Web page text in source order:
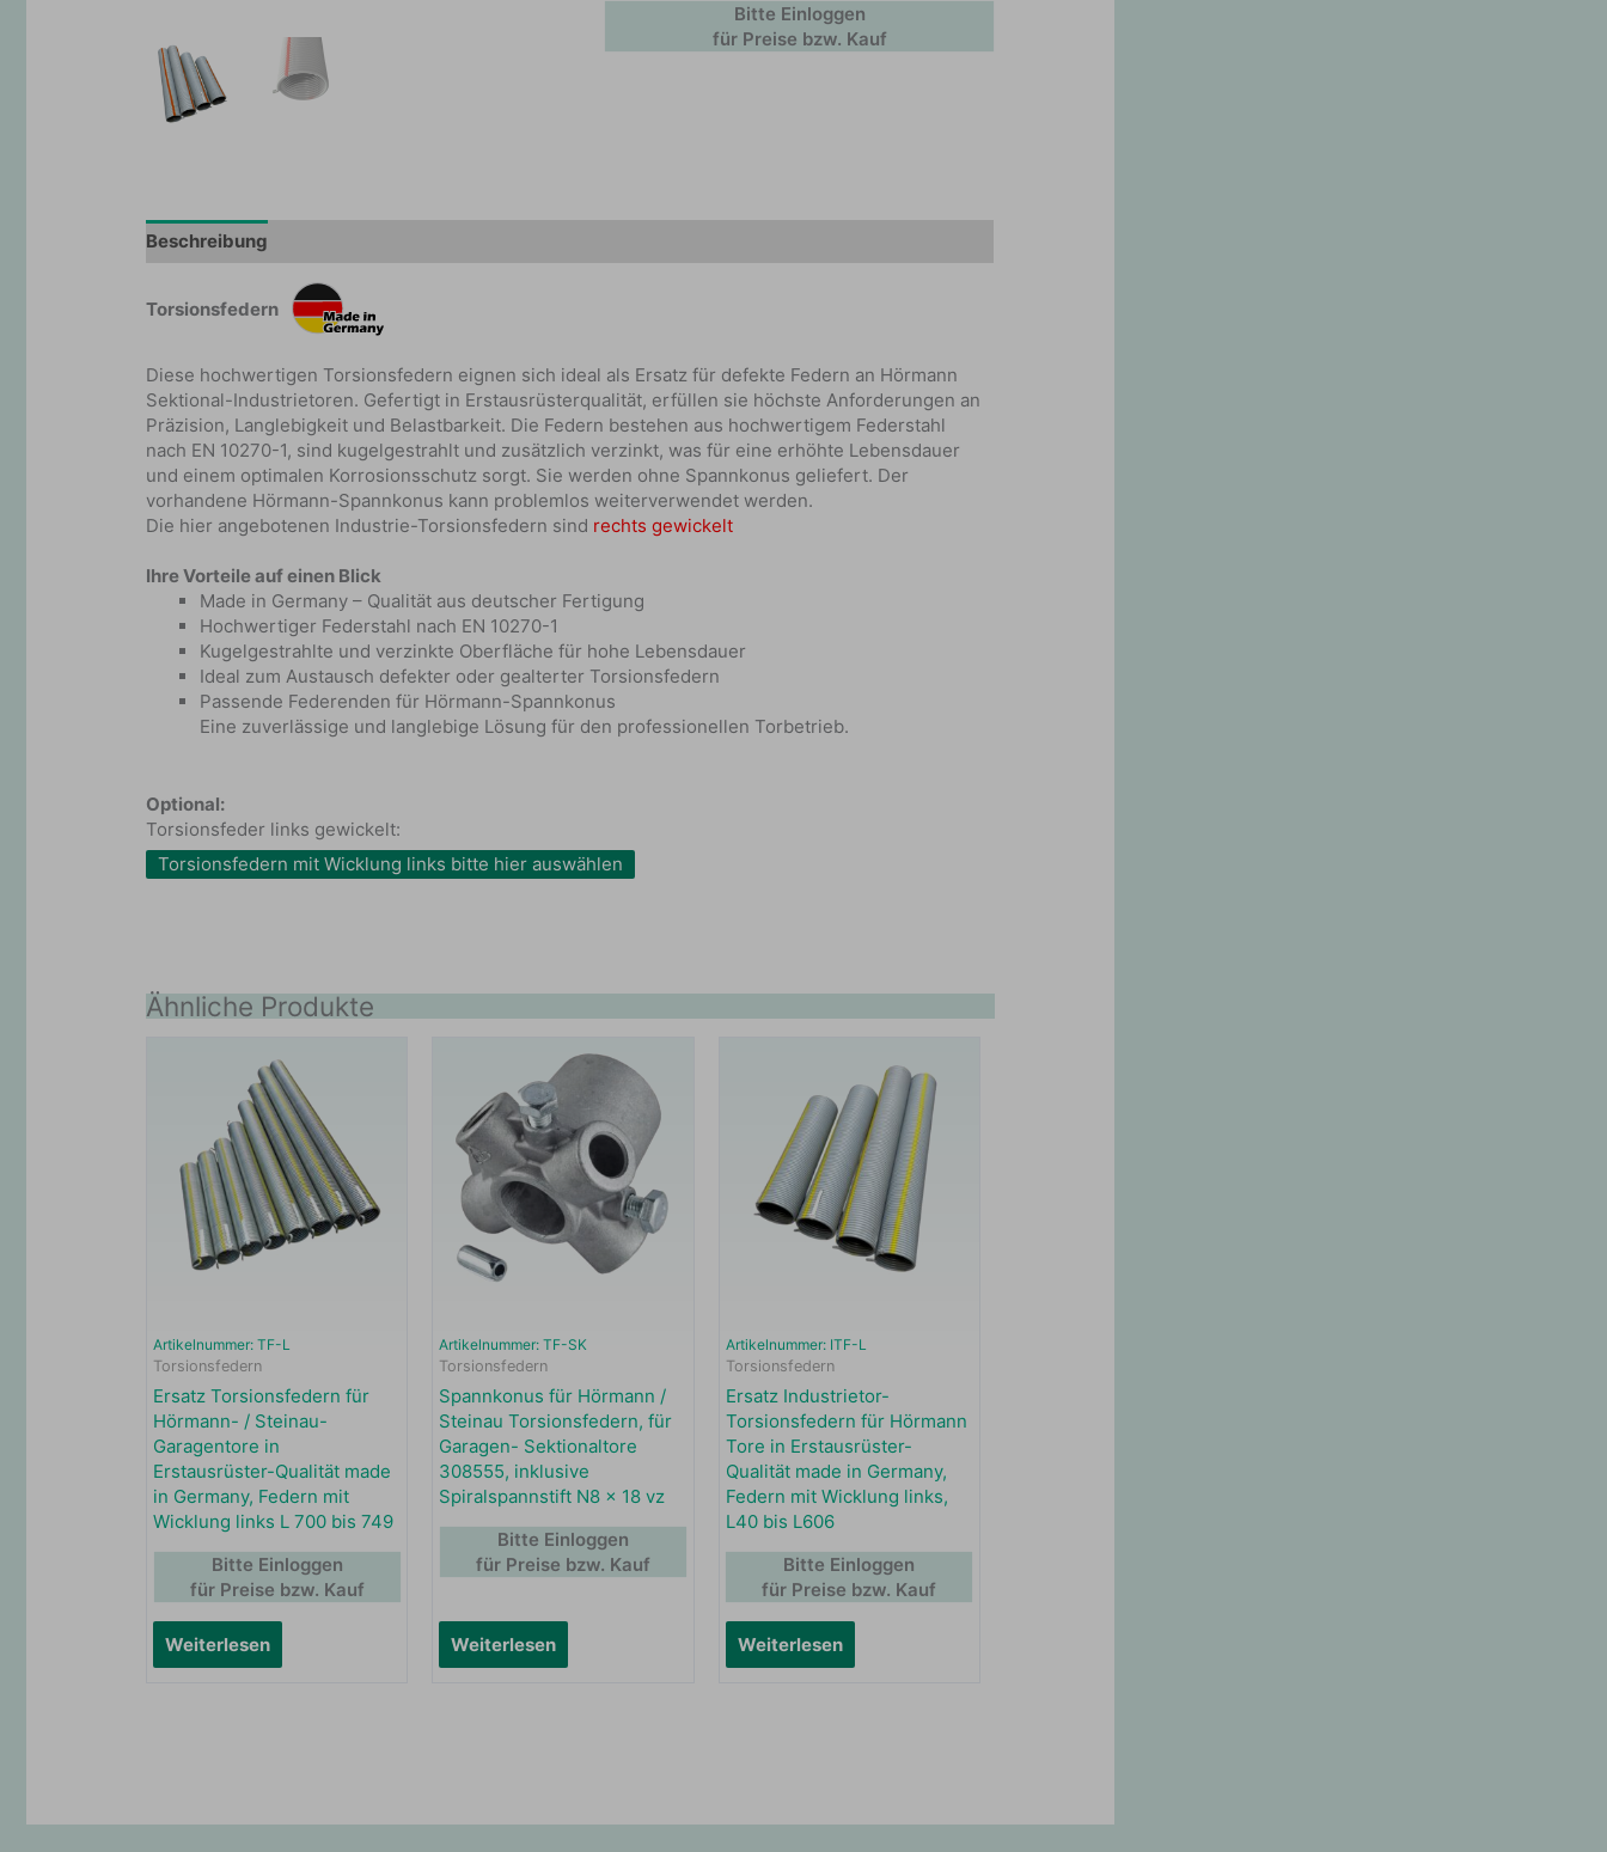
Bitte Einloggen
für Preise bzw. Kauf
Beschreibung
Torsionsfedern
Diese hochwertigen Torsionsfedern eignen sich ideal als Ersatz für defekte Federn an Hörmann
Sektional-Industrietoren. Gefertigt in Erstausrüsterqualität, erfüllen sie höchste Anforderungen an
Präzision, Langlebigkeit und Belastbarkeit. Die Federn bestehen aus hochwertigem Federstahl
nach EN 10270-1, sind kugelgestrahlt und zusätzlich verzinkt, was für eine erhöhte Lebensdauer
und einem optimalen Korrosionsschutz sorgt. Sie werden ohne Spannkonus geliefert. Der
vorhandene Hörmann-Spannkonus kann problemlos weiterverwendet werden.
Die hier angebotenen Industrie-Torsionsfedern sind rechts gewickelt
Ihre Vorteile auf einen Blick
Made in Germany – Qualität aus deutscher Fertigung
Hochwertiger Federstahl nach EN 10270-1
Kugelgestrahlte und verzinkte Oberfläche für hohe Lebensdauer
Ideal zum Austausch defekter oder gealterter Torsionsfedern
Passende Federenden für Hörmann-Spannkonus
Eine zuverlässige und langlebige Lösung für den professionellen Torbetrieb.
Optional:
Torsionsfeder links gewickelt:
Torsionsfedern mit Wicklung links bitte hier auswählen
Ähnliche Produkte
Artikelnummer: TF-L
Torsionsfedern
Ersatz Torsionsfedern für
Hörmann- / Steinau-
Garagentore in
Erstausrüster-Qualität made
in Germany, Federn mit
Wicklung links L 700 bis 749
Weiterlesen
Bitte Einloggen
für Preise bzw. Kauf
Artikelnummer: TF-SK
Torsionsfedern
Spannkonus für Hörmann /
Steinau Torsionsfedern, für
Garagen- Sektionaltore
308555, inklusive
Spiralspannstift N8 x 18 vz
Weiterlesen
Bitte Einloggen
für Preise bzw. Kauf
Artikelnummer: ITF-L
Torsionsfedern
Ersatz Industrietor-
Torsionsfedern für Hörmann
Tore in Erstausrüster-
Qualität made in Germany,
Federn mit Wicklung links,
L40 bis L606
Weiterlesen
Bitte Einloggen
für Preise bzw. Kauf